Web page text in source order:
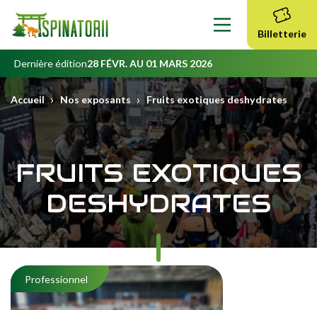
principal
Billetterie
Dernière édition28 FÉVR. AU 01 MARS 2026
Accueil › Nos exposants › Fruits exotiques deshydrates
FRUITS EXOTIQUES
DESHYDRATES
Professionnel